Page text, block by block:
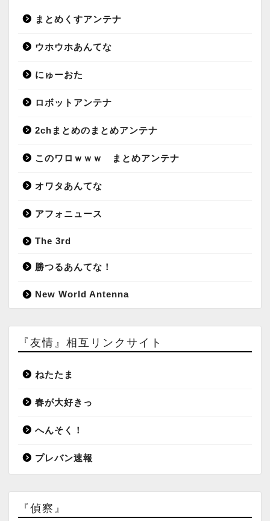
まとめくすアンテナ
ウホウホあんてな
にゅーおた
ロボットアンテナ
2chまとめのまとめアンテナ
このワロｗｗｗ まとめアンテナ
オワタあんてな
アフォニュース
The 3rd
勝つるあんてな！
New World Antenna
『友情』相互リンクサイト
ねたたま
春が大好きっ
へんそく！
プレバン速報
『偵察』